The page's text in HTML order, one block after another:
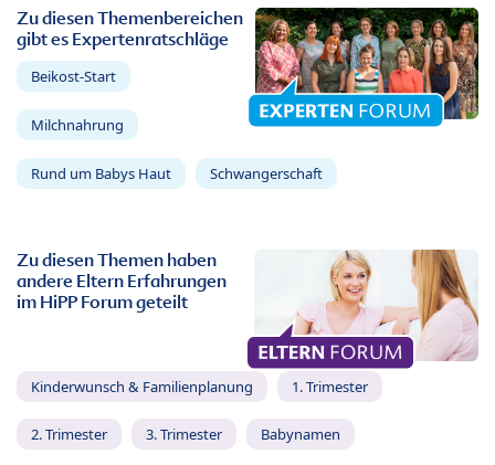
Zu diesen Themenbereichen
gibt es Expertenratschläge
Beikost-Start
Milchnahrung
Rund um Babys Haut Schwangerschaft
Zu diesen Themen haben
andere Eltern Erfahrungen
im HiPP Forum geteilt
Kinderwunsch & Familienplanung 1. Trimester
2. Trimester 3. Trimester Babynamen